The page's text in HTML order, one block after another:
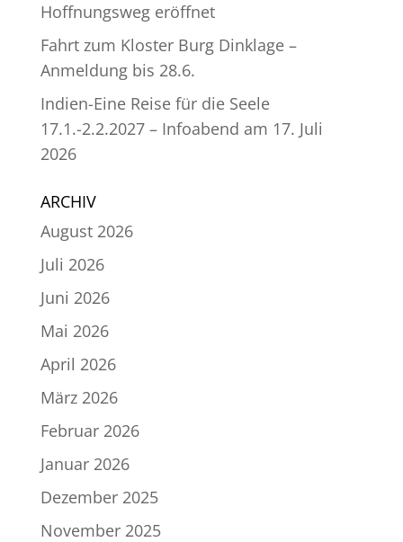
Hoffnungsweg eröffnet
Fahrt zum Kloster Burg Dinklage –
Anmeldung bis 28.6.
Indien-Eine Reise für die Seele
17.1.-2.2.2027 – Infoabend am 17. Juli
2026
ARCHIV
August 2026
Juli 2026
Juni 2026
Mai 2026
April 2026
März 2026
Februar 2026
Januar 2026
Dezember 2025
November 2025